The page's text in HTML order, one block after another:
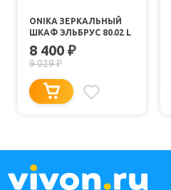
ONIKA ЗЕРКАЛЬНЫЙ
ШКАФ ЭЛЬБРУС 80.02 L
8 400 ₽
9 029₽